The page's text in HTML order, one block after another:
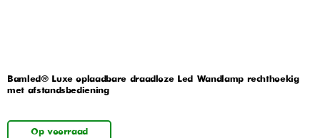
Bamled® Luxe oplaadbare draadloze Led Wandlamp rechthoekig
met afstandsbediening
Op voorraad